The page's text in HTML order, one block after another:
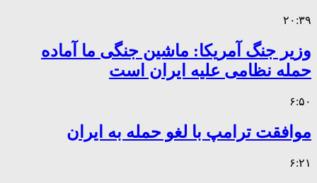
۲۰:۳۹
وزیر جنگ آمریکا: ماشین جنگی ما آماده
حمله نظامی علیه ایران است
۶:۵۰
موافقت ترامپ با لغو حمله به ایران
۶:۲۱